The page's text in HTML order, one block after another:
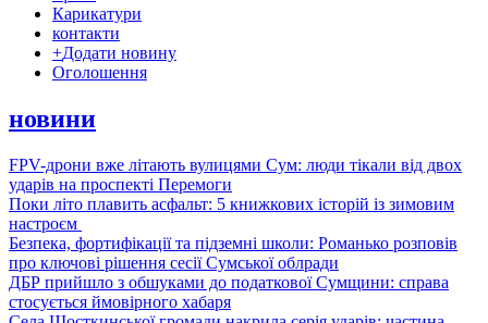
Карикатури
контакти
+Додати новину
Оголошення
новини
FPV-дрони вже літають вулицями Сум: люди тікали від двох
ударів на проспекті Перемоги
Поки літо плавить асфальт: 5 книжкових історій із зимовим
настроєм
Безпека, фортифікації та підземні школи: Романько розповів
про ключові рішення сесії Сумської облради
ДБР прийшло з обшуками до податкової Сумщини: справа
стосується ймовірного хабаря